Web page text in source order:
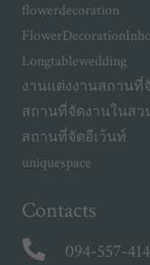
flowerdecoration
Longtablewedding
งานแต่งงานสถานที่
สถานที่จัดงานในสว
สถานที่จัดอีเว้นท์
uniquespace
Contacts
094-557-